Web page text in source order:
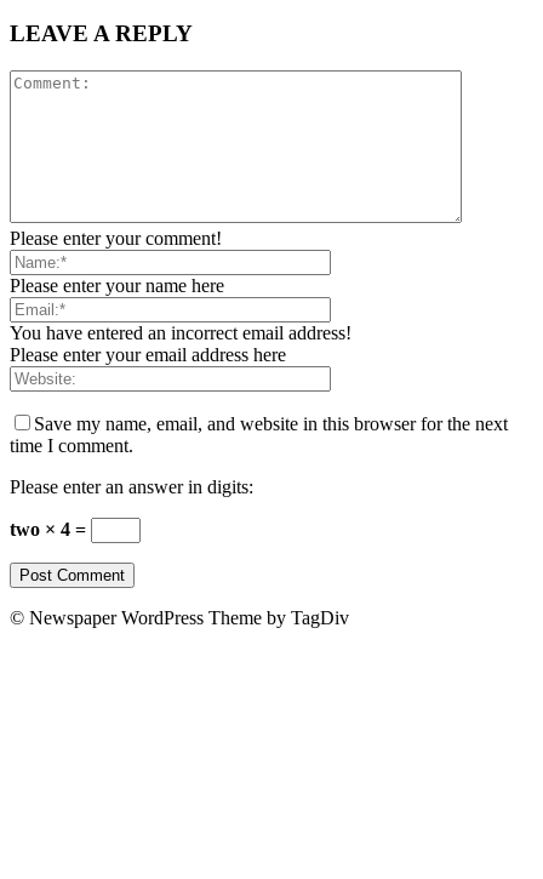
LEAVE A REPLY
Please enter your comment!
Please enter your name here
You have entered an incorrect email address!
Please enter your email address here
Save my name, email, and website in this browser for the next
time I comment.
Please enter an answer in digits:
two × 4 =
© Newspaper WordPress Theme by TagDiv